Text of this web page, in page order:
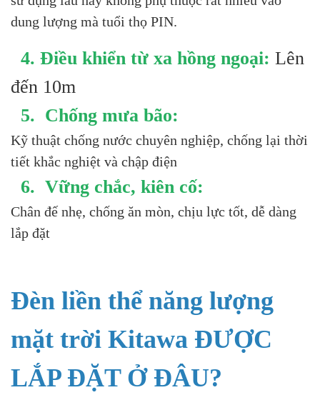
dung lượng mà tuổi thọ PIN.
4. Điều khiển từ xa hồng ngoại: Lên
đến 10m
5. Chống mưa bão:
Kỹ thuật chống nước chuyên nghiệp, chống lại thời
tiết khắc nghiệt và chập điện
6. Vững chắc, kiên cố:
Chân đế nhẹ, chống ăn mòn, chịu lực tốt, dễ dàng
lắp đặt
Đèn liền thể năng lượng
mặt trời Kitawa ĐƯỢC
LẮP ĐẶT Ở ĐÂU?